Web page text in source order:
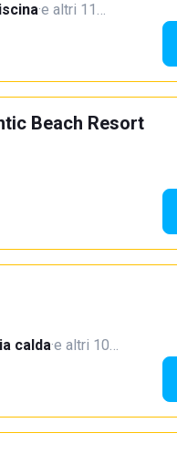
·e altri 11…
Beach Resort
calda·e altri 10…